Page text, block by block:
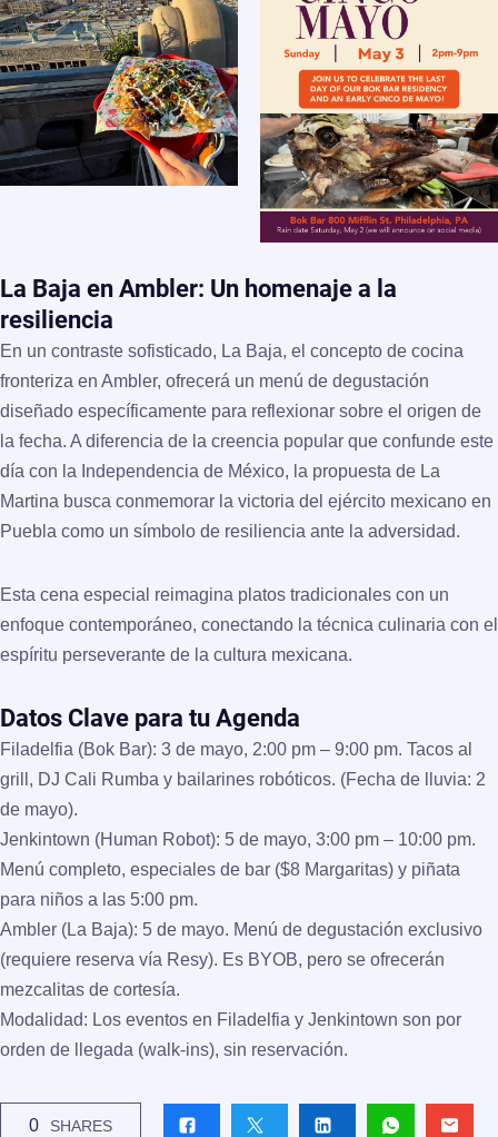
La Baja en Ambler: Un homenaje a la
resiliencia
En un contraste sofisticado, La Baja, el concepto de cocina
fronteriza en Ambler, ofrecerá un menú de degustación
diseñado específicamente para reflexionar sobre el origen de
la fecha. A diferencia de la creencia popular que confunde este
día con la Independencia de México, la propuesta de La
Martina busca conmemorar la victoria del ejército mexicano en
Puebla como un símbolo de resiliencia ante la adversidad.
Esta cena especial reimagina platos tradicionales con un
enfoque contemporáneo, conectando la técnica culinaria con el
espíritu perseverante de la cultura mexicana.
Datos Clave para tu Agenda
Filadelfia (Bok Bar): 3 de mayo, 2:00 pm – 9:00 pm. Tacos al
grill, DJ Cali Rumba y bailarines robóticos. (Fecha de lluvia: 2
de mayo).
Jenkintown (Human Robot): 5 de mayo, 3:00 pm – 10:00 pm.
Menú completo, especiales de bar ($8 Margaritas) y piñata
para niños a las 5:00 pm.
Ambler (La Baja): 5 de mayo. Menú de degustación exclusivo
(requiere reserva vía Resy). Es BYOB, pero se ofrecerán
mezcalitas de cortesía.
Modalidad: Los eventos en Filadelfia y Jenkintown son por
orden de llegada (walk-ins), sin reservación.
0 SHARES